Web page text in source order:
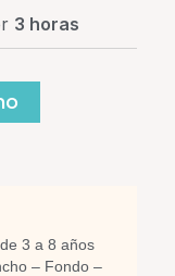
3 a 8 años
– Fondo –
3 horas